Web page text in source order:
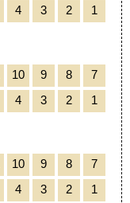
4 3 2 1
10 9 8
7
4 3 2 1
10 9 8
7
4 3 2 1